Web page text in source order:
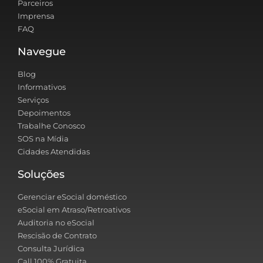
Parceiros
Imprensa
FAQ
Navegue
Blog
Informativos
Serviços
Depoimentos
Trabalhe Conosco
SOS na Mídia
Cidades Atendidas
Soluções
Gerenciar eSocial doméstico
eSocial em Atraso/Retroativos
Auditoria no eSocial
Rescisão de Contrato
Consulta Jurídica